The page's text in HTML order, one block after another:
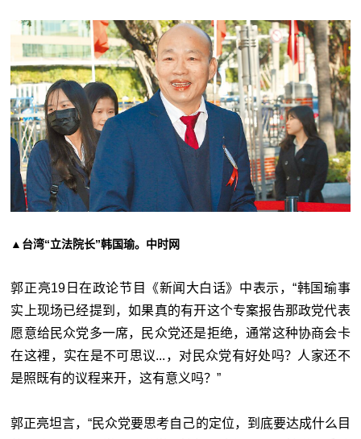
▲台湾“立法院长”韩国瑜。中时网
郭正亮19日在政论节目《新闻大白话》中表示，“韩国瑜事
实上现场已经提到，如果真的有开这个专案报告那政党代表
愿意给民众党多一席，民众党还是拒绝，通常这种协商会卡
在这裡，实在是不可思议...，对民众党有好处吗？人家还不
是照既有的议程来开，这有意义吗？”
郭正亮坦言，“民众党要思考自己的定位，到底要达成什么目